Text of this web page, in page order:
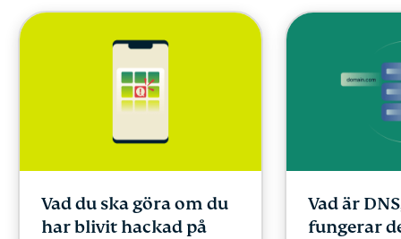
Vad du ska göra om du
har blivit hackad på
Vad är
fungerar